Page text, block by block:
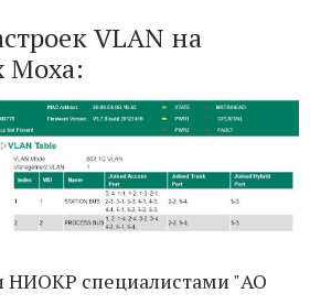
VLAN на
Moxa:
НИОКР специалистами "АО